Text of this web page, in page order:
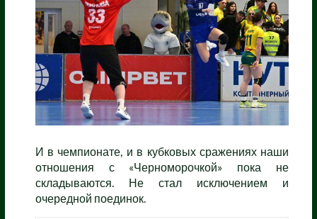
И в чемпионате, и в кубковых сражениях наши
отношения с «Черноморочкой» пока не
складываются. Не стал исключением и
очередной поединок.